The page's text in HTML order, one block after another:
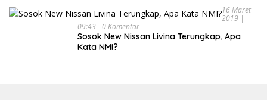
16 Maret
2019 |
09:43
0 Komentar
Sosok New Nissan Livina Terungkap, Apa
Kata NMI?